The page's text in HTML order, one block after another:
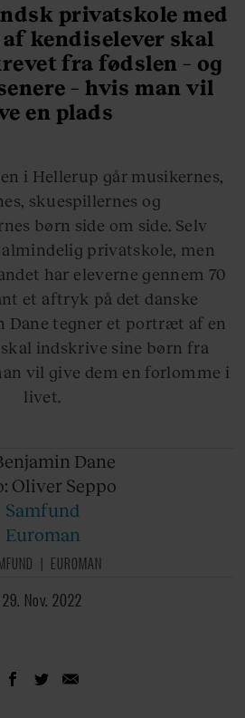
privatskole med
kendiselever skal
fra fødslen – og
– hvis man vil
en plads
i Hellerup går musikernes,
skuespillernes og
børn side om side. Selv
privatskole, men
har eleverne gennem 70
et aftryk på det danske
Dane tegner et portræt af en
indskrive sine børn fra
vil give dem en forlomme i
livet.
Dane
Oliver Seppo
Samfund
Euroman
EUROMAN
29. Nov. 2022